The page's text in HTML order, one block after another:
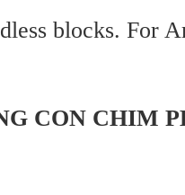
blocks. For
CON CHIM